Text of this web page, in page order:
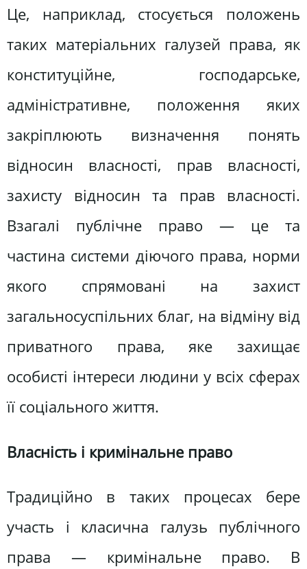
Це, наприклад, стосується положень
таких матеріальних галузей права, як
конституційне, господарське,
адміністративне, положення яких
закріплюють визначення понять
відносин власності, прав власності,
захисту відносин та прав власності.
Взагалі публічне право — це та
частина системи діючого права, норми
якого спрямовані на захист
загальносуспільних благ, на відміну від
приватного права, яке захищає
особисті інтереси людини у всіх сферах
її соціального життя.
Власність і кримінальне право
Традиційно в таких процесах бере
участь і класична галузь публічного
права — кримінальне право. В